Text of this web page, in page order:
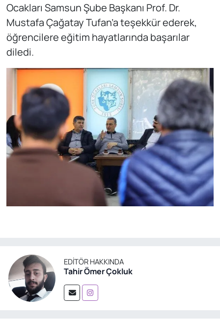
Ocakları Samsun Şube Başkanı Prof. Dr.
Mustafa Çağatay Tufan’a teşekkür ederek,
öğrencilere eğitim hayatlarında başarılar
diledi.
EDITÖR HAKKINDA
Tahir Ömer Çokluk